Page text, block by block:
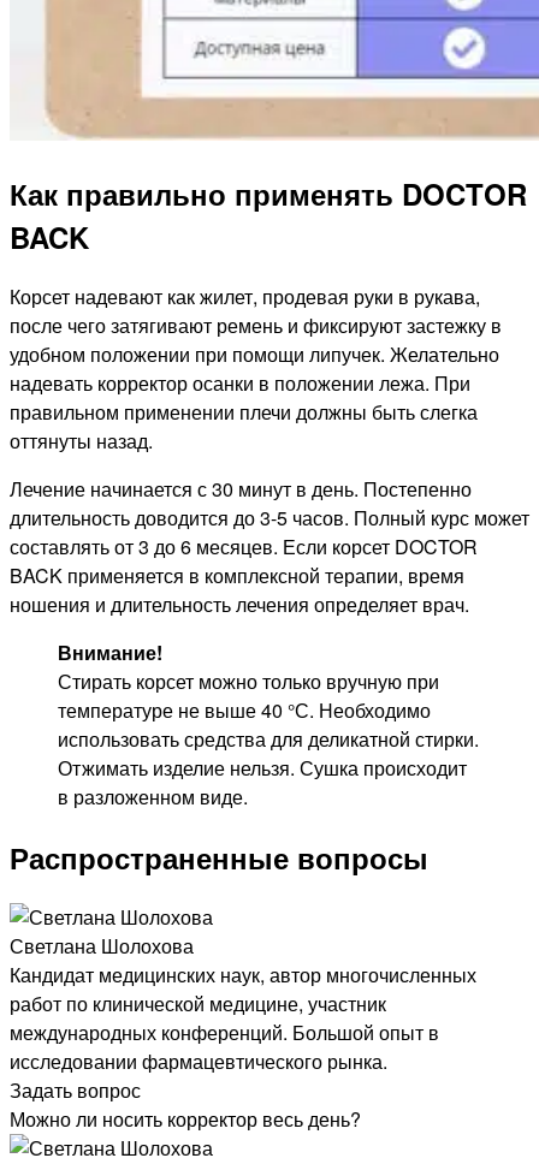
Как правильно применять DOCTOR
BACK
Корсет надевают как жилет, продевая руки в рукава,
после чего затягивают ремень и фиксируют застежку в
удобном положении при помощи липучек. Желательно
надевать корректор осанки в положении лежа. При
правильном применении плечи должны быть слегка
оттянуты назад.
Лечение начинается с 30 минут в день. Постепенно
длительность доводится до 3-5 часов. Полный курс может
составлять от 3 до 6 месяцев. Если корсет DOCTOR
BACK применяется в комплексной терапии, время
ношения и длительность лечения определяет врач.
Внимание!
Стирать корсет можно только вручную при
температуре не выше 40 °С. Необходимо
использовать средства для деликатной стирки.
Отжимать изделие нельзя. Сушка происходит
в разложенном виде.
Распространенные вопросы
Светлана Шолохова
Кандидат медицинских наук, автор многочисленных
работ по клинической медицине, участник
международных конференций. Большой опыт в
исследовании фармацевтического рынка.
Задать вопрос
Можно ли носить корректор весь день?